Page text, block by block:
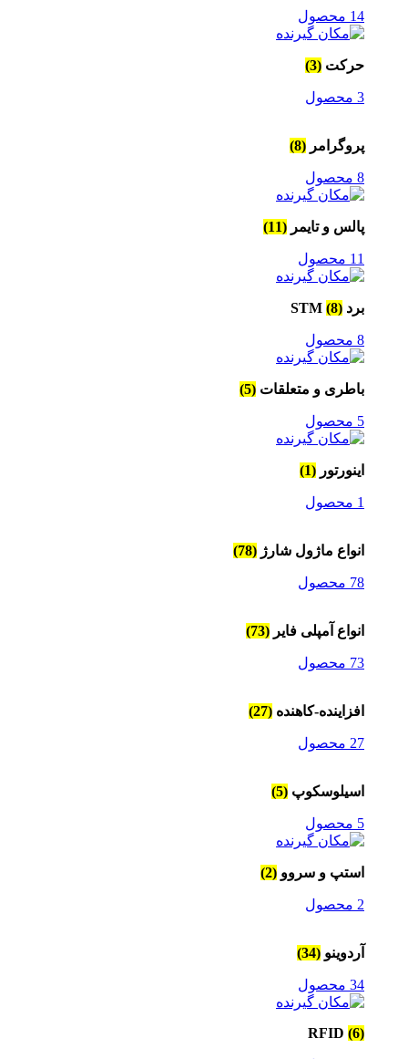
14 محصول
حرکت (3)
3 محصول
پروگرامر (8)
8 محصول
پالس و تایمر (11)
11 محصول
برد STM (8)
8 محصول
باطری و متعلقات (5)
5 محصول
اینورتور (1)
1 محصول
انواع ماژول شارژ (78)
78 محصول
انواع آمپلی فایر (73)
73 محصول
افزاینده-کاهنده (27)
27 محصول
اسیلوسکوپ (5)
5 محصول
استپ و سروو (2)
2 محصول
آردوینو (34)
34 محصول
RFID (6)